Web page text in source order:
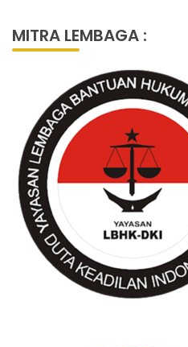
MITRA LEMBAGA :